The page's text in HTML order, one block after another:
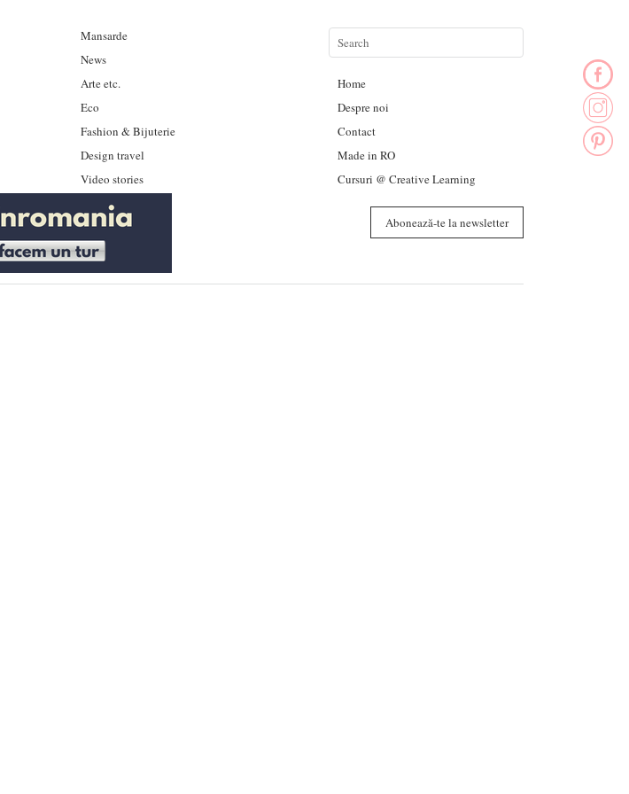
Mansarde
News
Arte etc.
Eco
Fashion & Bijuterie
Design travel
Video stories
Home
Despre noi
Contact
Made in RO
Cursuri @ Creative Learning
Abonează-te la newsletter